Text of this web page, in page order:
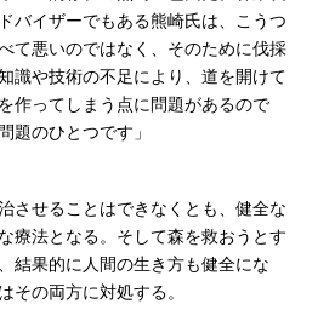
バイザーでもある熊崎氏は、こうつ
て悪いのではなく、そのために伐採
識や技術の不足により、道を開けて
作ってしまう点に問題があるので
題のひとつです」
させることはできなくとも、健全な
療法となる。そして森を救おうとす
結果的に人間の生き方も健全にな
その両方に対処する。